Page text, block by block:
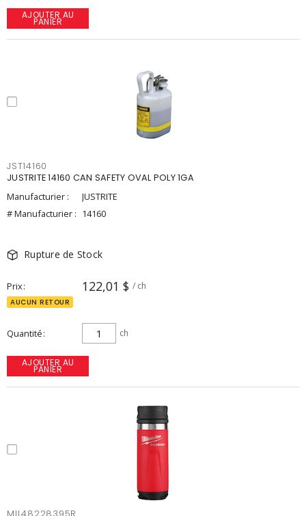
AJOUTER AU
PANIER
JST14160
JUSTRITE 14160 CAN SAFETY OVAL POLY 1GA
Manufacturier :
JUSTRITE
# Manufacturier : 14160
Rupture de Stock
Prix 122,01 $ / ch
AUCUN RETOUR
Quantité ch
AJOUTER AU
PANIER
MIL48228395R